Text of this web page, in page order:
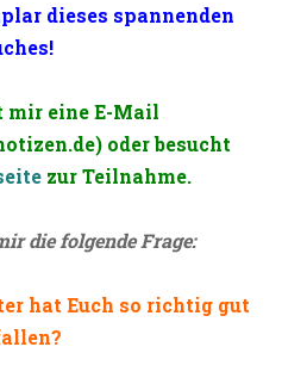
dieses spannenden
mir eine E-Mail
oder besucht
zur Teilnahme.
die folgende Frage:
hat Euch so richtig gut